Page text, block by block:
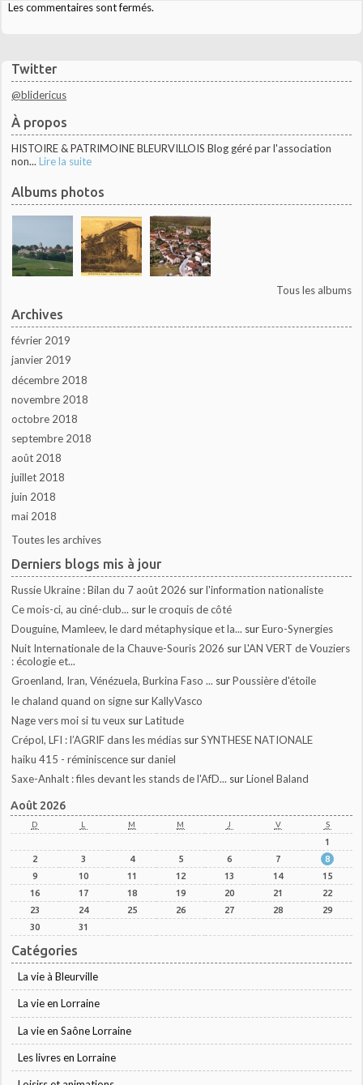
Twitter
@blidericus
À propos
HISTOIRE & PATRIMOINE BLEURVILLOIS Blog géré par l'association
non... Lire la suite
Albums photos
Tous les albums
Archives
février 2019
janvier 2019
décembre 2018
novembre 2018
octobre 2018
septembre 2018
août 2018
juillet 2018
juin 2018
mai 2018
Toutes les archives
Derniers blogs mis à jour
Russie Ukraine : Bilan du 7 août 2026 surl'information nationaliste
Ce mois-ci, au ciné-club... surle croquis de côté
Douguine, Mamleev, le dard métaphysique et la... surEuro-Synergies
Nuit Internationale de la Chauve-Souris 2026 surL'AN VERT de Vouziers
: écologie et...
Groenland, Iran, Vénézuela, Burkina Faso ... surPoussière d'étoile
le chaland quand on signe surKallyVasco
Nage vers moi si tu veux surLatitude
Crépol, LFI : l’AGRIF dans les médias surSYNTHESE NATIONALE
haiku 415 - réminiscence surdaniel
Saxe-Anhalt : files devant les stands de l'AfD... surLionel Baland
Août 2026
D L M M J V S
1
2
3 4 5 6 7
8
9
10 11 12 13 14
15
16
17 18 19 20 21
22
23
24 25 26 27 28
29
30
31
Catégories
La vie à Bleurville
La vie en Lorraine
La vie en Saône Lorraine
Les livres en Lorraine
Les commentaires sont fermés.